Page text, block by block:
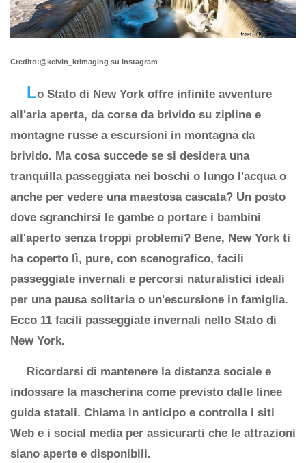
Credito:@kelvin_krimaging su Instagram
Lo Stato di New York offre infinite avventure
all'aria aperta, da corse da brivido su zipline e
montagne russe a escursioni in montagna da
brivido. Ma cosa succede se si desidera una
tranquilla passeggiata nei boschi o lungo l'acqua o
anche per vedere una maestosa cascata? Un posto
dove sgranchirsi le gambe o portare i bambini
all'aperto senza troppi problemi? Bene, New York ti
ha coperto lì, pure, con scenografico, facili
passeggiate invernali e percorsi naturalistici ideali
per una pausa solitaria o un'escursione in famiglia.
Ecco 11 facili passeggiate invernali nello Stato di
New York.
Ricordarsi di mantenere la distanza sociale e
indossare la mascherina come previsto dalle linee
guida statali. Chiama in anticipo e controlla i siti
Web e i social media per assicurarti che le attrazioni
siano aperte e disponibili.